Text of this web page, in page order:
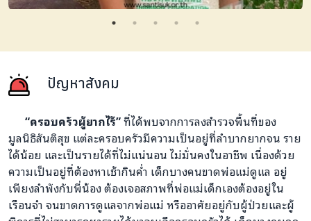
ปัญหาสังคม
“ครอบครัวผู้ยากไร้”ที่ได้พบจากการลงสำรวจพื้นที่ของ
มูลนิธิสันติสุข แต่ละครอบครัวมีความเป็นอยู่ที่ลำบากยากจน ราย
ได้น้อย และเป็นรายได้ที่ไม่แน่นอน ไม่มั่นคงในอาชีพ เนื่องด้วย
ความเป็นอยู่ที่ต้องหาเช้ากินค่ำ เด็กบางคนขาดพ่อแม่ดูแล อยู่
เพียงลำพังกับพี่น้อง ต้องเจอสภาพที่พ่อแม่เด็กเองต้องอยู่ใน
เรือนจำ จนขาดการดูแลจากพ่อแม่ หรืออาศัยอยู่กับผู้ป่วยและผู้